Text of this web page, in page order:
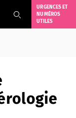
URGENCES ET
NUMÉROS
UTILES